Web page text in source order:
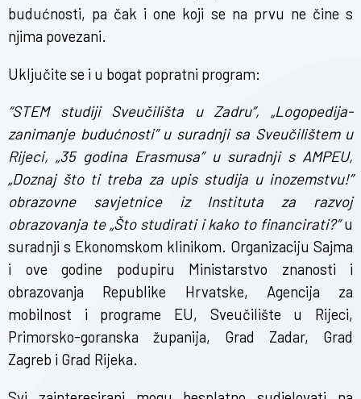
budućnosti, pa čak i one koji se na prvu ne čine s
njima povezani.
Uključite se i u bogat popratni program:
“STEM studiji Sveučilišta u Zadru”, „Logopedija-
zanimanje budućnosti” u suradnji sa Sveučilištem u
Rijeci, „35 godina Erasmusa” u suradnji s AMPEU,
„Doznaj što ti treba za upis studija u inozemstvu!”
obrazovne savjetnice iz Instituta za razvoj
obrazovanja te „Što studirati i kako to financirati?”u
suradnji s Ekonomskom klinikom. Organizaciju Sajma
i ove godine podupiru Ministarstvo znanosti i
obrazovanja Republike Hrvatske, Agencija za
mobilnost i programe EU, Sveučilište u Rijeci,
Primorsko-goranska županija, Grad Zadar, Grad
Zagreb i Grad Rijeka.